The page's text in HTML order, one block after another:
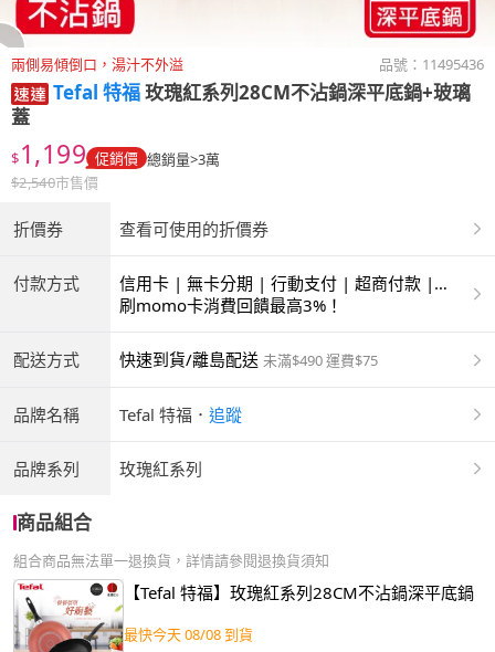
兩側易傾倒口，湯汁不外溢 品號： 11495436
Tefal 特福玫瑰紅系列28CM不沾鍋深平底鍋+玻璃
蓋
$1,199 促銷價 總銷量>3萬
$2,540市售價
折價券 查看可使用的折價券
付款方式
信用卡 | 無卡分期 | 行動支付 | 超商付款 |
ATM | 銀聯卡
刷momo卡消費回饋最高3%！
配送方式 快速到貨/離島配送 未滿$490 運費$75
品牌名稱 Tefal 特福 ． 追蹤
品牌系列 玫瑰紅系列
商品組合
組合商品無法單一退換貨，詳情請參閱退換貨須知
【Tefal 特福】玫瑰紅系列28CM不沾鍋深平底鍋
最快今天 08/08 到貨